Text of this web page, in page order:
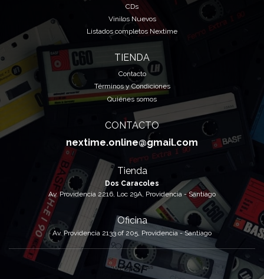
CDs
Vinilos Nuevos
Listados completos Nextime
TIENDA
Contacto
Términos y Condiciones
Quiénes somos
CONTACTO
nextime.online@gmail.com
Tienda
Dos Caracoles
Av. Providencia 2216, Loc 29A, Providencia - Santiago
Oficina
Av. Providencia 2133 of 205, Providencia - Santiago